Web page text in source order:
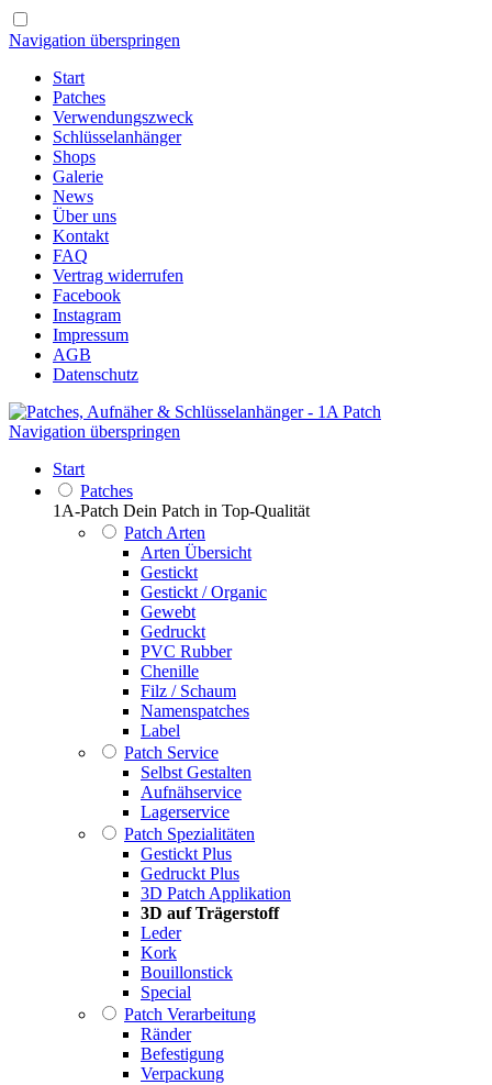
Navigation überspringen
Start
Patches
Verwendungszweck
Schlüsselanhänger
Shops
Galerie
News
Über uns
Kontakt
FAQ
Vertrag widerrufen
Facebook
Instagram
Impressum
AGB
Datenschutz
Navigation überspringen
Start
Patches
1A-Patch Dein Patch in Top-Qualität
Patch Arten
Arten Übersicht
Gestickt
Gestickt / Organic
Gewebt
Gedruckt
PVC Rubber
Chenille
Filz / Schaum
Namenspatches
Label
Patch Service
Selbst Gestalten
Aufnähservice
Lagerservice
Patch Spezialitäten
Gestickt Plus
Gedruckt Plus
3D Patch Applikation
3D auf Trägerstoff
Leder
Kork
Bouillonstick
Special
Patch Verarbeitung
Ränder
Befestigung
Verpackung